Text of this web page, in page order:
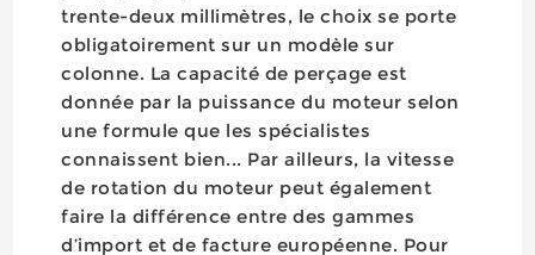
trente-deux millimètres, le choix se porte
obligatoirement sur un modèle sur
colonne. La capacité de perçage est
donnée par la puissance du moteur selon
une formule que les spécialistes
connaissent bien... Par ailleurs, la vitesse
de rotation du moteur peut également
faire la différence entre des gammes
d’import et de facture européenne. Pour